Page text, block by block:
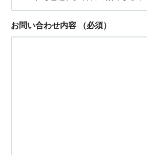
お問い合わせ内容 （必須）